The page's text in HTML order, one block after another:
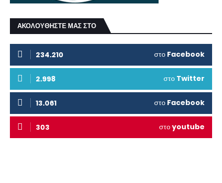
ΑΚΟΛΟΥΘΗΣΤΕ ΜΑΣ ΣΤΟ
234.210 στο Facebook
2.998 στο Twitter
13.061 στο Facebook
303 στοyoutube